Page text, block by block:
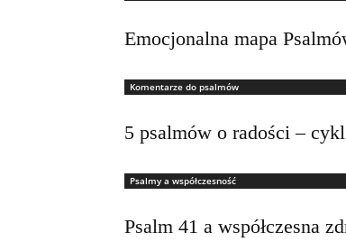
Emocjonalna mapa
Komentarze do psalmów
5 psalmów o radości –
Psalmy a współczesność
Psalm 41 a współczesna